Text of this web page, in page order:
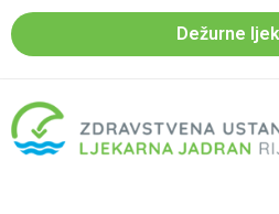
Dežurne